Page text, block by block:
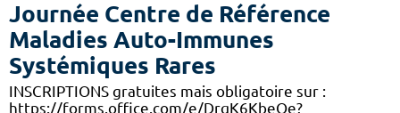
Journée Centre de Référence
Maladies Auto-Immunes
Systémiques Rares
INSCRIPTIONS gratuites mais obligatoire sur :
https://forms.office.com/e/DrqK6KbeQe?